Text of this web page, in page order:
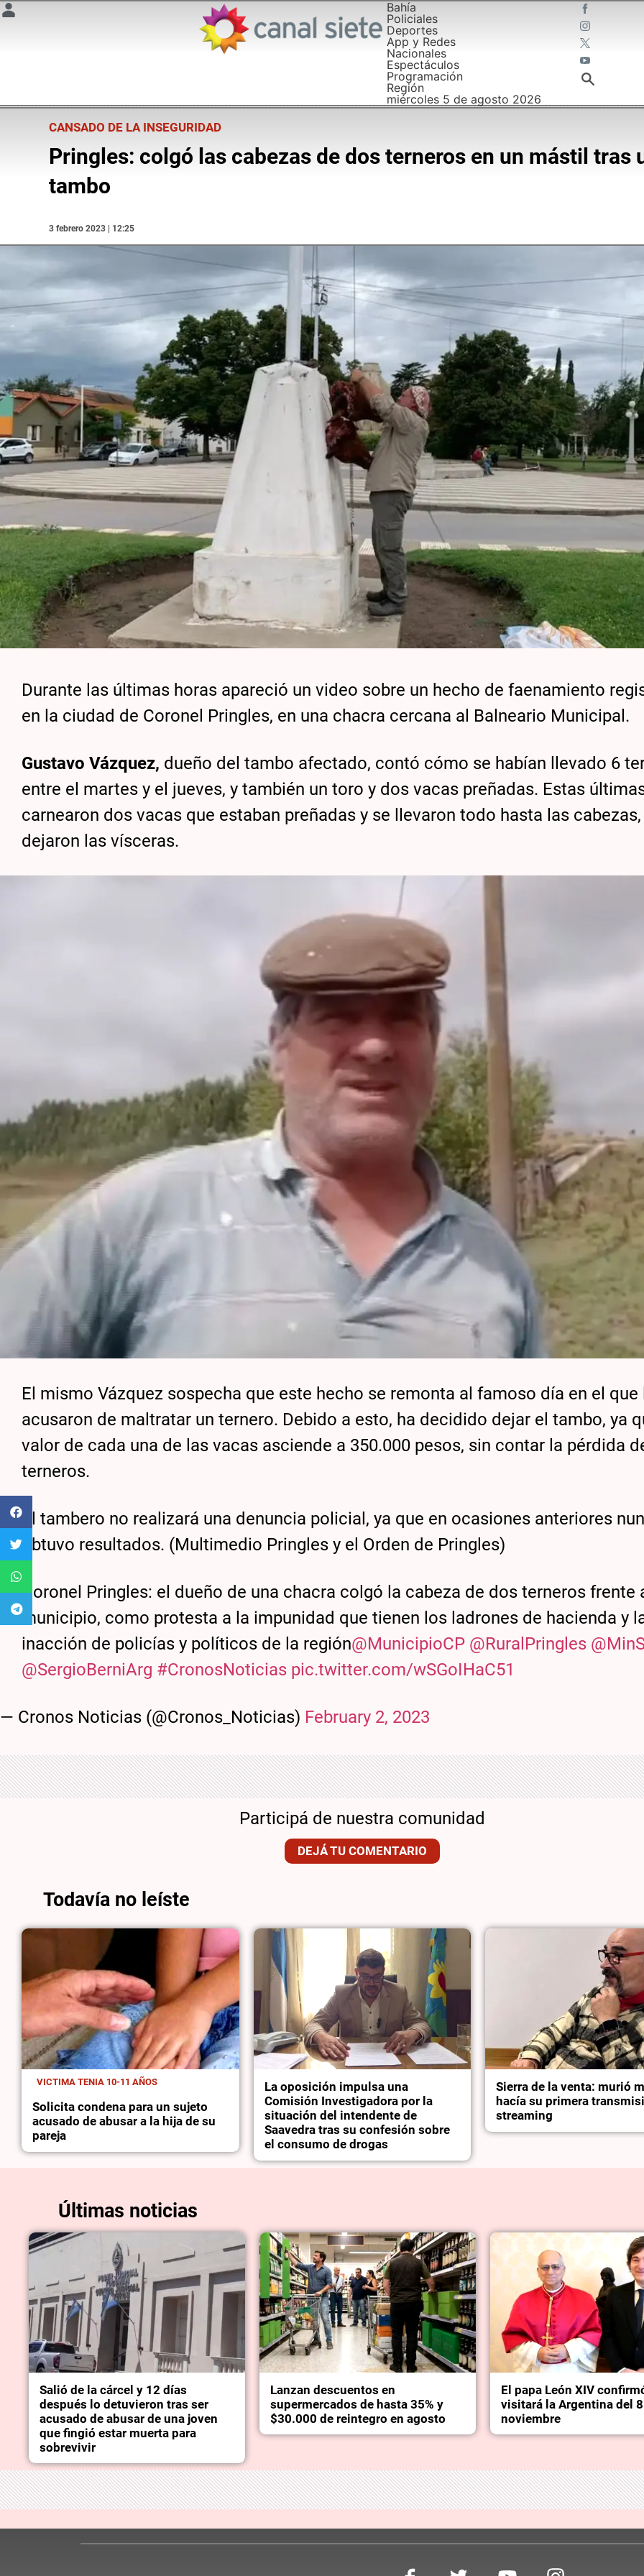
Bahía
Policiales
Deportes
App y Redes
Nacionales
Espectáculos
Programación
Región
miércoles 5 de agosto 2026
CANSADO DE LA INSEGURIDAD
Pringles: colgó las cabezas de dos terneros en un mástil tras
tambo
3 febrero 2023 | 12:25
Durante las últimas horas apareció un video sobre un hecho de faenamiento
en la ciudad de Coronel Pringles, en una chacra cercana al Balneario Municipal.
Gustavo Vázquez, dueño del tambo afectado, contó cómo se habían llevado 6
entre el martes y el jueves, y también un toro y dos vacas preñadas. Estas
carnearon dos vacas que estaban preñadas y se llevaron todo hasta las
dejaron las vísceras.
El mismo Vázquez sospecha que este hecho se remonta al famoso día en el que
acusaron de maltratar un ternero. Debido a esto, ha decidido dejar el tambo, ya
valor de cada una de las vacas asciende a 350.000 pesos, sin contar la pérdida
terneros.
El tambero no realizará una denuncia policial, ya que en ocasiones anteriores
obtuvo resultados. (Multimedio Pringles y el Orden de Pringles)
Coronel Pringles: el dueño de una chacra colgó la cabeza de dos terneros frente
municipio, como protesta a la impunidad que tienen los ladrones de hacienda y
inacción de policías y políticos de la región@MunicipioCP @RuralPringles
@SergioBerniArg #CronosNoticias pic.twitter.com/wSGoIHaC51
— Cronos Noticias (@Cronos_Noticias) February 2, 2023
Participá de nuestra comunidad
DEJÁ TU COMENTARIO
Todavía no leíste
VICTIMA TENIA 10-11 AÑOS
Solicita condena para un sujeto
acusado de abusar a la hija de su
pareja
La oposición impulsa una
Comisión Investigadora por la
situación del intendente de
Saavedra tras su confesión sobre
el consumo de drogas
Sierra de la venta: murió
hacía su primera
streaming
Últimas noticias
Salió de la cárcel y 12 días
después lo detuvieron tras ser
acusado de abusar de una joven
que fingió estar muerta para
sobrevivir
Lanzan descuentos en
supermercados de hasta 35% y
$30.000 de reintegro en agosto
El papa León XIV
visitará la Argentina del
noviembre